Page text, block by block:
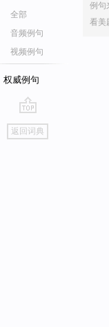
全部
音频例句
视频例句
权威例句
go
top
返回词典
例句
看美